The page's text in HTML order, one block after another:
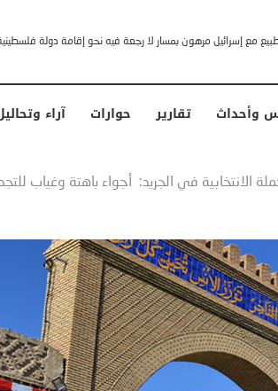
على انتقادات وجهها له الرئيس الأمريكي
وأحداث تقارير حوارات آراء
الانتخابية في الجريد: أجواء باهتة وغياب